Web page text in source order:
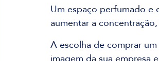
Um espaço perfumado e
aumentar a
A escolha de comprar